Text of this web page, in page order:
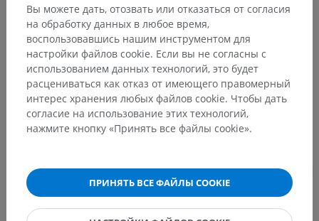
Glomera aorticopulmonaria
Парааортальные тельца
Копчиковый гломус
Анатомия человека 1
Переводы
Вы можете дать, отозвать или отказаться от согласия
на обработку данных в любое время,
воспользовавшись нашим инструментом для
настройки файлов cookie. Если вы не согласны с
использованием данных технологий, это будет
расцениваться как отказ от имеющего правомерный
интерес хранения любых файлов cookie. Чтобы дать
согласие на использование этих технологий,
нажмите кнопку «Принять все файлы cookie».
ПРИНЯТЬ ВСЕ ФАЙЛЫ COOKIE